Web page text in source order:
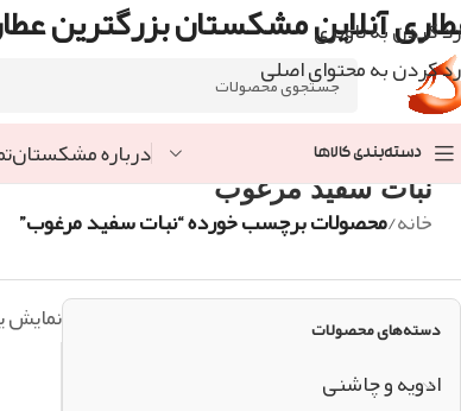
رد کردن به ناوبری
رد کردن به محتوای اصلی
آنلاین مشکستان بزرگترین
دسته‌بندی کالاها درباره مشکستان
نبات سفید مرغوب
خانه/محصولات برچسب خورده “نبات سفید مرغوب”
دسته‌های محصولات
ادویه و چاشنی
نمایش